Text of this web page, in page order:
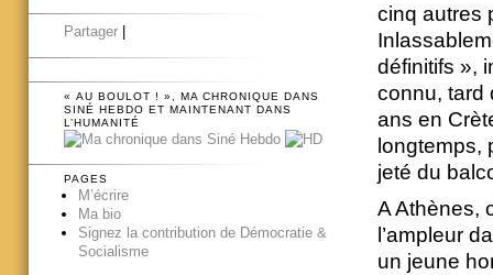
cinq autres
définitifs »,
connu, tard
ans en
longtemps,
jeté du
A Athènes,
l’ampleur
un jeune
Partager
« AU BOULOT ! », MA CHRONIQUE DANS
SINÉ HEBDO ET MAINTENANT DANS
L’HUMANITÉ
PAGES
M’écrire
Ma bio
Signez la contribution de Démocratie &
Socialisme